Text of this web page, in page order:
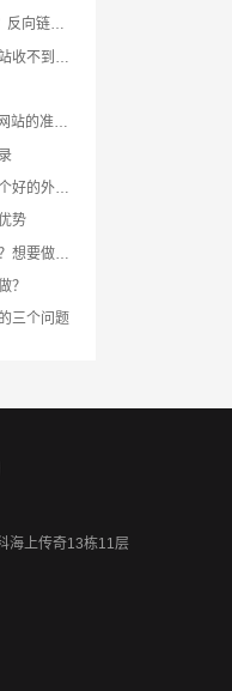
你真的分清“外链”了吗？反向链接、内链、导出链接、导入链接
建设B2B外贸跨境电商网站的准备与赢利点！
外贸分享：如何建设一个好的外贸网站
势
？
三个问题
海上传奇13栋11层